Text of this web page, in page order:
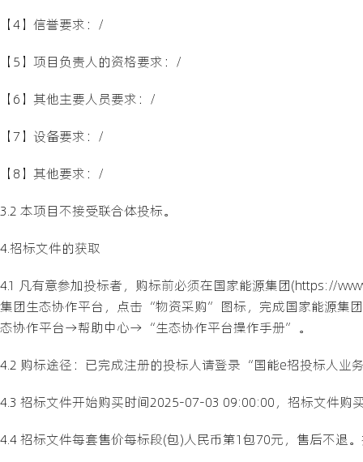
【4】信誉要求：/
【5】项目负责人的资格要求：/
【6】其他主要人员要求：/
【7】设备要求：/
【8】其他要求：/
3.2 本项目不接受联合体投标。
4.招标文件的获取
4.1 凡有意参加投标者，购标前必须在国家能源集团(https://
集团生态协作平台，点击“物资采购”图标，完成国家能源集
态协作平台→帮助中心→“生态协作平台操作手册”。
4.2 购标途径：已完成注册的投标人请登录“国能e招投标人业
4.3 招标文件开始购买时间2025-07-03 09:00:00，招标文件购
4.4 招标文件每套售价每标段(包)人民币第1包70元，售后不退